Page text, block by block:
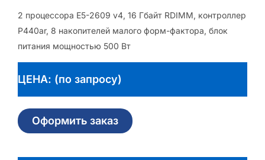
2 процессора E5-2609 v4, 16 Гбайт RDIMM, контроллер
P440ar, 8 накопителей малого форм-фактора, блок
питания мощностью 500 Вт
ЦЕНА: (по запросу)
Оформить заказ